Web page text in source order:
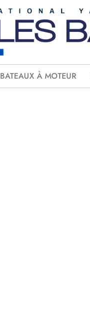
BATEAUX À MOTEUR